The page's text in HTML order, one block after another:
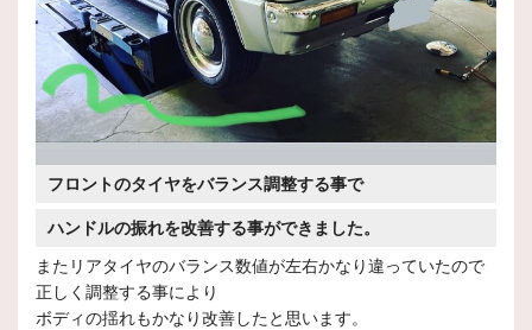
フロントのタイヤをバランス調整する事で
ハンドルの振れを改善する事ができました。
またリアタイヤのバランス数値が左右かなり違っていたので
正しく調整する事により
ボディの揺れもかなり改善したと思います。